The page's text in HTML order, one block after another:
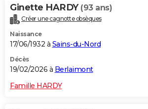
Ginette HARDY (93 ans)
Créer une cagnotte obsèques
Naissance
17/06/1932 à Sains-du-Nord
Décès
19/02/2026 à Berlaimont
Famille HARDY